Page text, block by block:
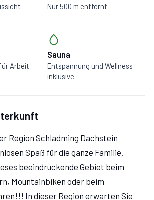
Nur 500 m entfernt.
Arbeit
Sauna
Entspannung und Wellness
inklusive.
Region Schladming Dachstein
Spaß für die ganze Familie.
beeindruckende Gebiet beim
Mountainbiken oder beim
In dieser Region erwarten Sie